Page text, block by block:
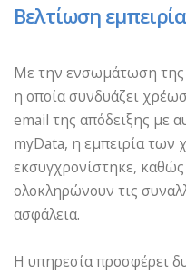
Βελτίωση
Με την ενσωμάτωση της
η οποία συνδυάζει
email της απόδειξης με
myData, η εμπειρία των
εκσυγχρονίστηκε,
ολοκληρώνουν τις
ασφάλεια.
Η υπηρεσία προσφέρει